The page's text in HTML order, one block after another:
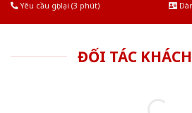
Yêu cầu gọi lại (3 phút)
ĐỐI TÁC